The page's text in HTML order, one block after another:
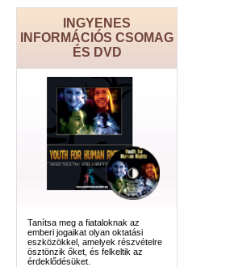
INGYENES
INFORMÁCIÓS CSOMAG
ÉS DVD
Tanítsa meg a fiataloknak az
emberi jogaikat olyan oktatási
eszközökkel, amelyek részvételre
ösztönzik őket, és felkeltik az
érdeklődésüket.